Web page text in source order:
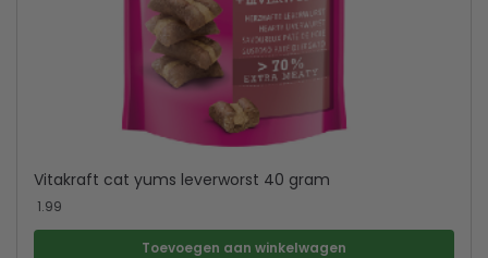
Vitakraft cat yums leverworst 40 gram
1.99
Toevoegen aan winkelwagen